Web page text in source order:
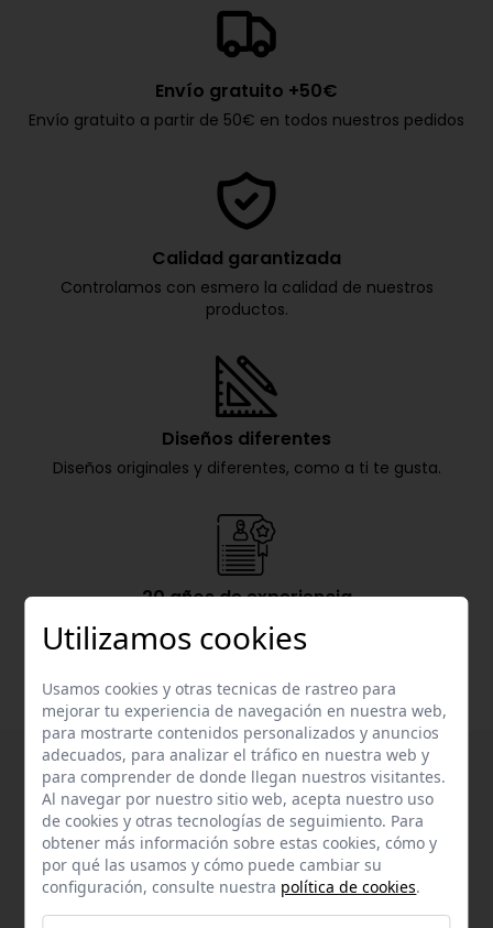
Envío gratuito +50€
Envío gratuito a partir de 50€ en todos nuestros pedidos
Calidad garantizada
Controlamos con esmero la calidad de nuestros
productos.
Diseños diferentes
Diseños originales y diferentes, como a ti te gusta.
20 años de experiencia
Nachete lleva más de 20 años en el mercado de la
confección infantil.
Utilizamos cookies
Usamos cookies y otras tecnicas de rastreo para
mejorar tu experiencia de navegación en nuestra web,
para mostrarte contenidos personalizados y anuncios
adecuados, para analizar el tráfico en nuestra web y
para comprender de donde llegan nuestros visitantes.
Al navegar por nuestro sitio web, acepta nuestro uso
de cookies y otras tecnologías de seguimiento. Para
obtener más información sobre estas cookies, cómo y
por qué las usamos y cómo puede cambiar su
configuración, consulte nuestra política de cookies.